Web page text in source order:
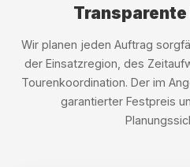
Wir planen jeden Auftrag
der Einsatzregion, des
Tourenkoordination. Der im
garantierter Festpreis